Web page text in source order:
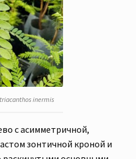
inermis
с асимметричной,
зонтичной кроной и